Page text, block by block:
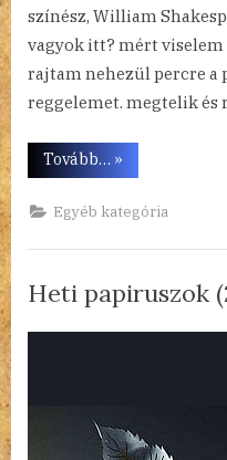
színész, William
vagyok itt? mért
rajtam nehezül percre a
reggelemet. megtelik és
Tovább… “Heti
papiruszok
»
Egyéb kategória
Heti papiruszok
Posted
2023.06.04.
By
admin
Nincs hozzászólása(z)